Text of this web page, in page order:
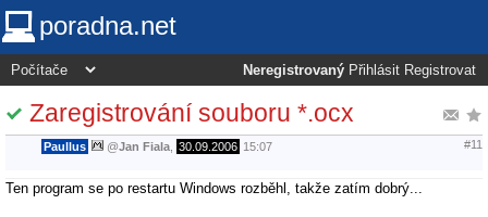
poradna.net
Neregistrovaný Přihlásit Registrovat
Zaregistrování souboru *.ocx
Paullus @Jan Fiala 30.09.2006 15:07 #11
Ten program se po restartu Windows rozběhl, takže zatím dobrý...